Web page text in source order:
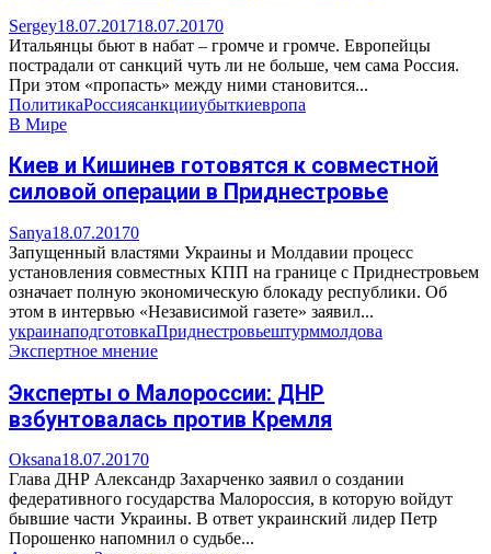
Sergey18.07.201718.07.20170
Итальянцы бьют в набат – громче и громче. Европейцы
пострадали от санкций чуть ли не больше, чем сама Россия.
При этом «пропасть» между ними становится...
ПолитикаРоссиясанкцииубыткиевропа
В Мире
Киев и Кишинев готовятся к совместной
силовой операции в Приднестровье
Sanya18.07.20170
Запущенный властями Украины и Молдавии процесс
установления совместных КПП на границе с Приднестровьем
означает полную экономическую блокаду республики. Об
этом в интервью «Независимой газете» заявил...
украинаподготовкаПриднестровьештурммолдова
Экспертное мнение
Эксперты о Малороссии: ДНР
взбунтовалась против Кремля
Oksana18.07.20170
Глава ДНР Александр Захарченко заявил о создании
федеративного государства Малороссия, в которую войдут
бывшие части Украины. В ответ украинский лидер Петр
Порошенко напомнил о судьбе...